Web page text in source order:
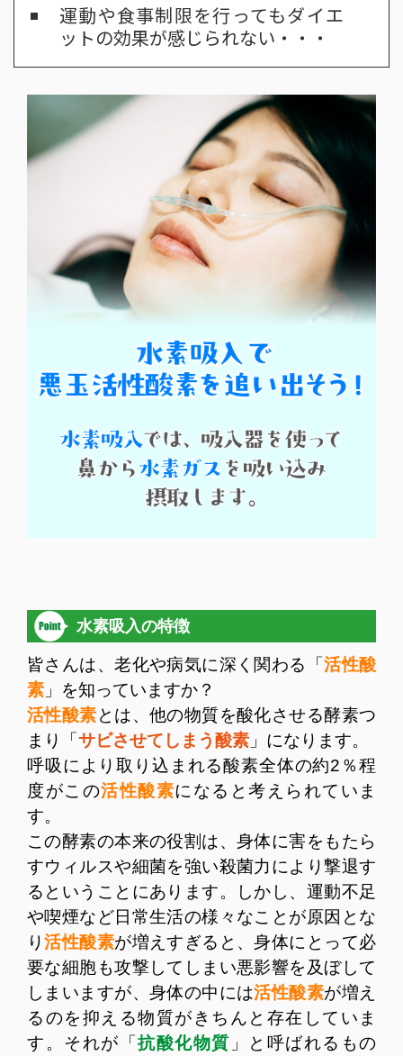
運動や食事制限を行ってもダイエ
ットの効果が感じられない・・・
水素吸入の特徴
皆さんは、老化や病気に深く関わる「活性酸
素 」を知っていますか？
活性酸素とは、他の物質を酸化させる酵素つ
まり「サビさせてしまう酸素 」になります。
呼吸により取り込まれる酸素全体の約2％程
度がこの活性酸素になると考えられていま
す。
この酵素の本来の役割は、身体に害をもたら
すウィルスや細菌を強い殺菌力により撃退す
るということにあります。しかし、運動不足
や喫煙など日常生活の様々なことが原因とな
り活性酸素が増えすぎると、身体にとって必
要な細胞も攻撃してしまい悪影響を及ぼして
しまいますが、身体の中には活性酸素が増え
るのを抑える物質がきちんと存在していま
す。それが「抗酸化物質 」と呼ばれるもの